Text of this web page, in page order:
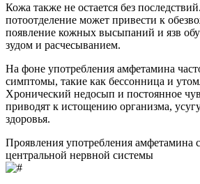
Кожа также не остается без
потоотделение может привести к
появление кожных высыпаний и язв
зудом и расчесыванием.
На фоне употребления амфетамина
симптомы, такие как бессонница и
Хронический недосып и постоянное
приводят к истощению организма,
здоровья.
Проявления употребления амфетамина
центральной нервной системы